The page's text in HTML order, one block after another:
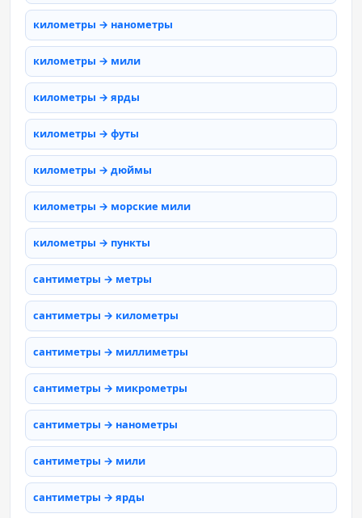
километры → нанометры
километры → мили
километры → ярды
километры → футы
километры → дюймы
километры → морские мили
километры → пункты
сантиметры → метры
сантиметры → километры
сантиметры → миллиметры
сантиметры → микрометры
сантиметры → нанометры
сантиметры → мили
сантиметры → ярды